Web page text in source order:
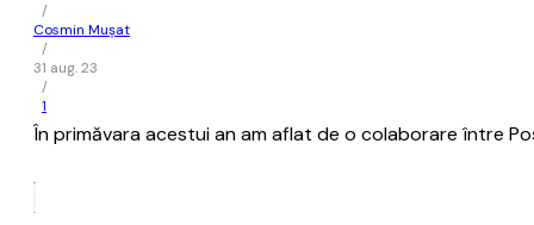
/
Cosmin Mușat
/
31 aug. 23
/
1
În primăvara acestui an am aflat de o colaborare între